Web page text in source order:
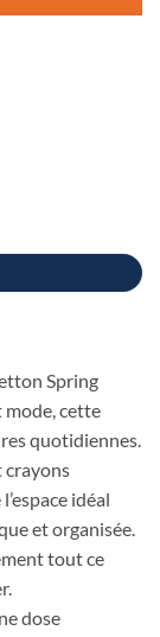
Spring
cette
quotidiennes.
crayons
idéal
et organisée.
tout ce
dose